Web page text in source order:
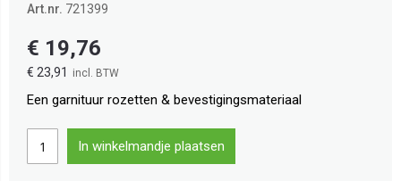
Art.nr. 721399
€ 23,91
€ 19,76
Een garnituur rozetten & bevestigingsmateriaal
In winkelmandje plaatsen